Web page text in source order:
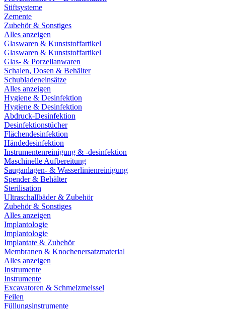
Stiftsysteme
Zemente
Zubehör & Sonstiges
Alles anzeigen
Glaswaren & Kunststoffartikel
Glaswaren & Kunststoffartikel
Glas- & Porzellanwaren
Schalen, Dosen & Behälter
Schubladeneinsätze
Alles anzeigen
Hygiene & Desinfektion
Hygiene & Desinfektion
Abdruck-Desinfektion
Desinfektionstücher
Flächendesinfektion
Händedesinfektion
Instrumentenreinigung & -desinfektion
Maschinelle Aufbereitung
Sauganlagen- & Wasserlinienreinigung
Spender & Behälter
Sterilisation
Ultraschallbäder & Zubehör
Zubehör & Sonstiges
Alles anzeigen
Implantologie
Implantologie
Implantate & Zubehör
Membranen & Knochenersatzmaterial
Alles anzeigen
Instrumente
Instrumente
Excavatoren & Schmelzmeissel
Feilen
Füllungsinstrumente